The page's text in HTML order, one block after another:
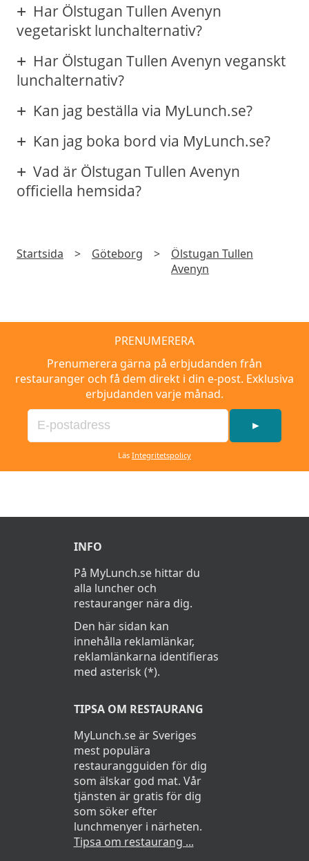
Har Ölstugan Tullen Avenyn
vegetariskt lunchalternativ?
Har Ölstugan Tullen Avenyn veganskt
lunchalternativ?
Kan jag beställa via MyLunch.se?
Kan jag boka bord via MyLunch.se?
Vad är Ölstugan Tullen Avenyn
officiella hemsida?
Startsida > Göteborg >
Ölstugan Tullen
Avenyn
PRENUMERERA
Prenumerera gärna på erbjudanden från
restauranger och få dem direkt i din e-post. Exklusiva
erbjudanden varje månad.
►
Läs Integritetspolicy
INFO
På MyLunch.se hittar du
alla luncher och
restauranger nära dig.
Den här sidan kan
innehålla reklamlänkar,
reklamlänkarna identifieras
med asterisk (*).
TIPSA OM RESTAURANG
MyLunch.se är Sveriges
mest populära
restaurangguiden för dig
som älskar god mat. Vår
tjänsten är gratis för dig
som söker efter
lunchmenyer i närheten.
Tipsa om restaurang ...